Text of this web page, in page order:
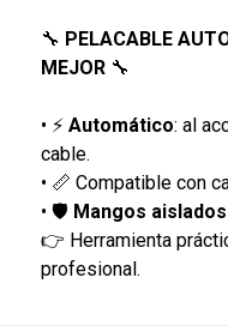
🔧 PELACABLE
MEJOR🔧
• ⚡ Automático: al
cable.
• 📏 Compatible con
• 🛡️ Mangos aislados
👉 Herramienta
profesional.